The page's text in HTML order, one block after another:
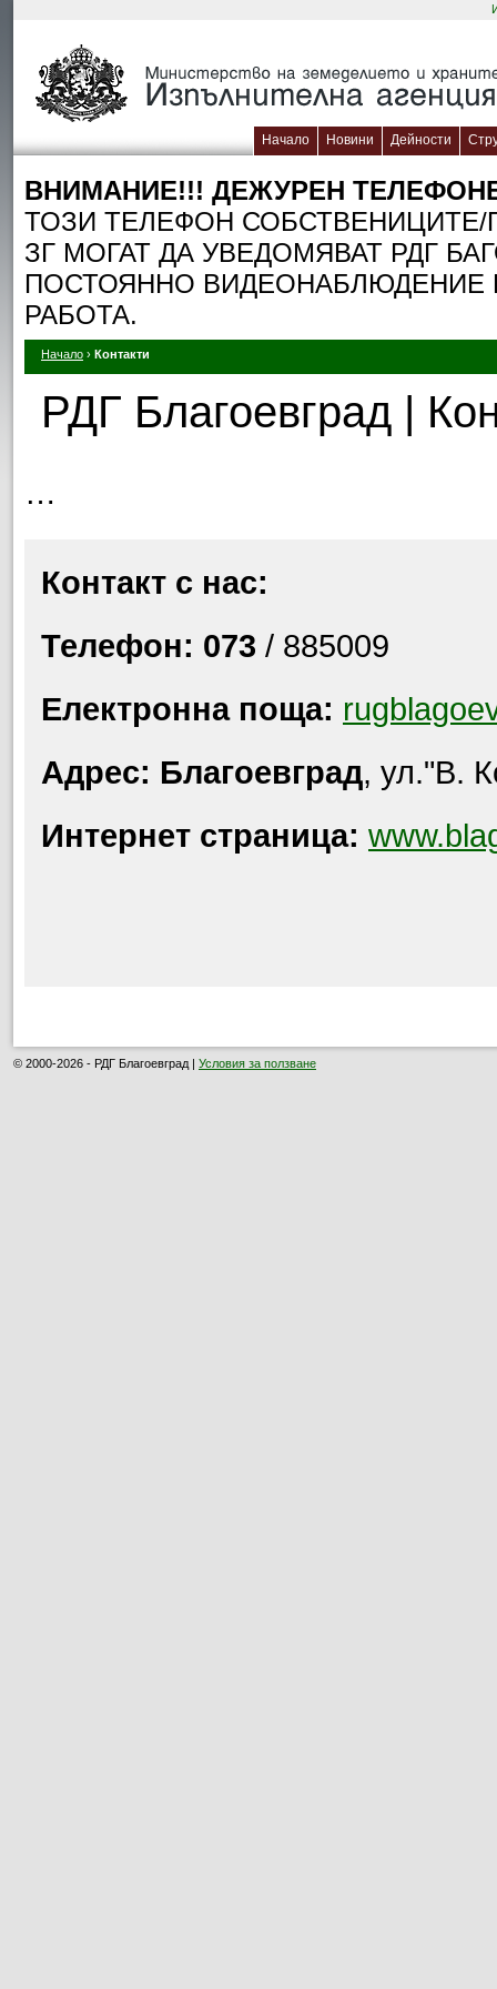
Начало Новини Дейности
ВНИМАНИЕ!!! ДЕЖУРЕН
ТОЗИ ТЕЛЕФОН СОБСТВЕНИЦИТЕ/
ЗГ МОГАТ ДА УВЕДОМЯВАТ РДГ
ПОСТОЯННО ВИДЕОНАБЛЮДЕНИЕ
РАБОТА.
Начало › Контакти
РДГ Благоевград |
…
Контакт с нас:
Телефон: 073 / 885009
Електронна поща:
Адрес: Благоевград, ул."В.
Интернет страница:
© 2000-2026 - РДГ Благоевград | Условия за ползване